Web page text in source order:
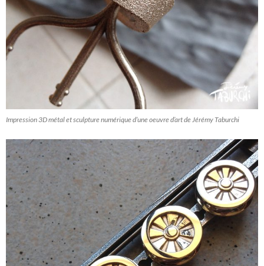
Impression 3D métal et sculpture numérique d’une oeuvre d’art de Jérémy Taburchi